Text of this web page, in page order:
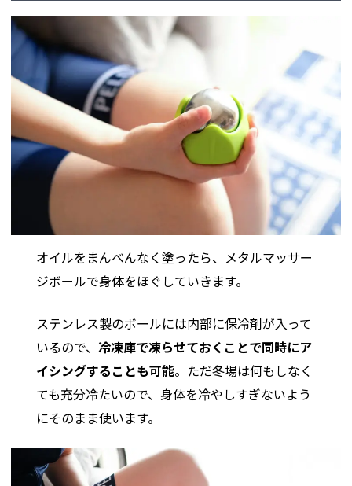
オイルをまんべんなく塗ったら、メタルマッサー
ジボールで身体をほぐしていきます。
ステンレス製のボールには内部に保冷剤が入って
いるので、冷凍庫で凍らせておくことで同時にア
イシングすることも可能。ただ冬場は何もしなく
ても充分冷たいので、身体を冷やしすぎないよう
にそのまま使います。